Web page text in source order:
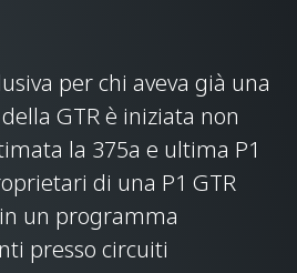
per chi aveva già una
GTR è iniziata non
la 375a e ultima P1
di una P1 GTR
un programma
presso circuiti